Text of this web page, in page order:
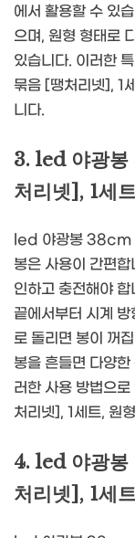
에서 활용할 수 있
으며, 원형 형태로
있습니다. 이러한
묶음 [땡처리넷], 1
니다.
3. led 야광
처리넷], 1세
led 야광봉 38cm
봉은 사용이 간편
인하고 충전해야
끝에서부터 시계
로 돌리면 봉이 꺼
봉을 흔들면 다양한
러한 사용 방법으
처리넷], 1세트, 원
4. led 야광
처리넷], 1세